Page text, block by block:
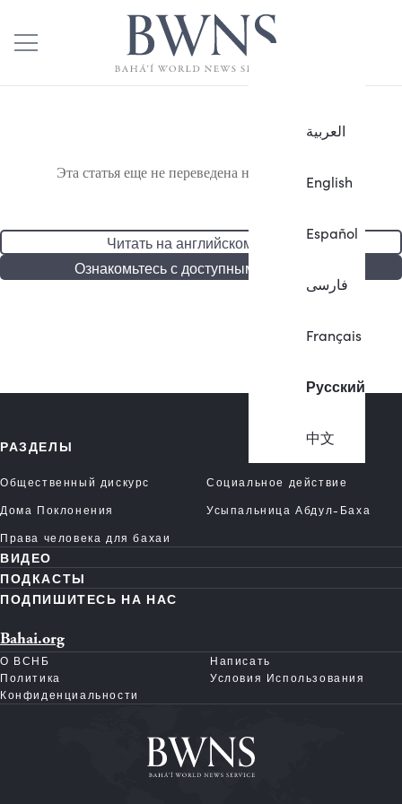
العربية
English
Español
فارسی
Français
Русский
中文
Эта статья еще не переведена на русский язык.
Читать на английском языке
Ознакомьтесь с доступными статьями
РАЗДЕЛЫ
Общественный дискурс
Социальное действие
Дома Поклонения
Усыпальница Абдул-Баха
Права человека для бахаи
ВИДЕО
ПОДКАСТЫ
ПОДПИШИТЕСЬ НА НАС
Bahai.org
О ВСНБ
Написать
Политика
Конфиденциальности
Условия Использования